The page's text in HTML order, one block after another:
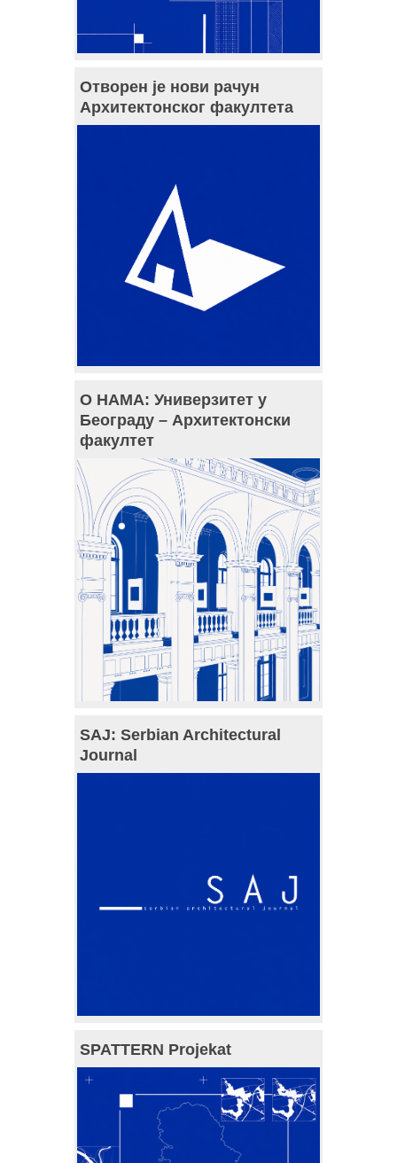
Отворен је нови рачун
Архитектонског факултета
О НАМА: Универзитет у
Београду – Архитектонски
факултет
SAJ: Serbian Architectural
Journal
SPATTERN Projekat